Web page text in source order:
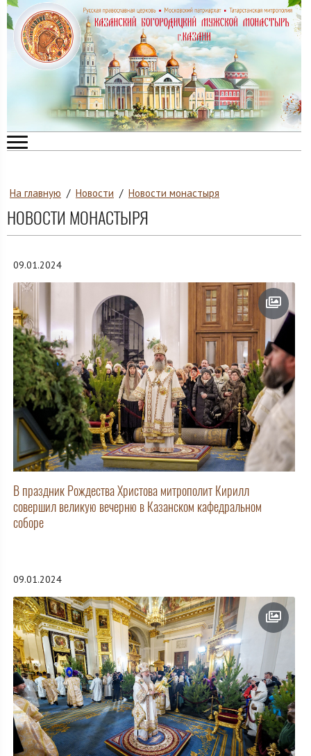
На главную / Новости / Новости монастыря
НОВОСТИ МОНАСТЫРЯ
09.01.2024
В праздник Рождества Христова митрополит Кирилл
совершил великую вечерню в Казанском кафедральном
соборе
09.01.2024